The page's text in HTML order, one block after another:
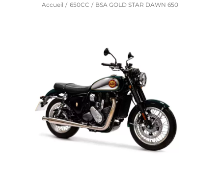
Accueil 650CC BSA GOLD STAR DAWN 650